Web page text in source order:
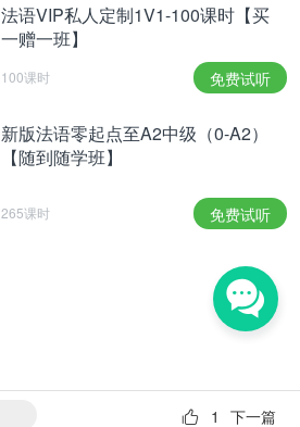
法语VIP私人定制1V1-100课时【买
一赠一班】
100课时 免费试听
新版法语零起点至A2中级（0-A2）
【随到随学班】
265课时 免费试听
下一篇
1